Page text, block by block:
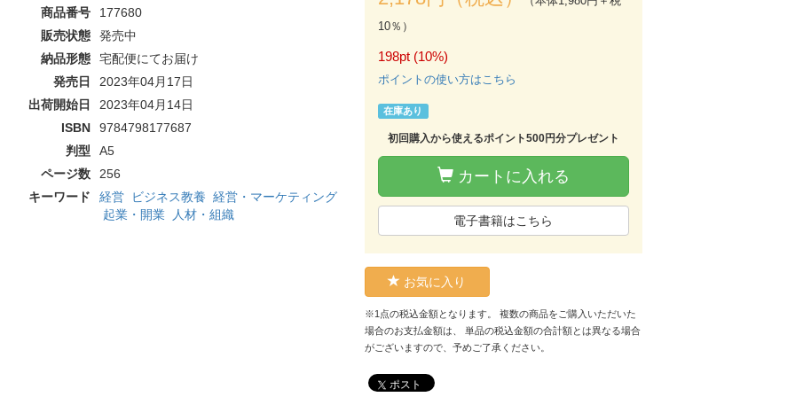
商品番号
177680
販売状態
発売中
納品形態
宅配便にてお届け
発売日
2023年04月17日
出荷開始日
2023年04月14日
ISBN
9784798177687
判型
A5
ページ数
256
キーワード
経営 ビジネス教養 経営・マーケティング
起業・開業
人材・組織
10％）
198pt (10%)
ポイントの使い方はこちら
在庫あり
初回購入から使えるポイント500円分プレゼント
カートに入れる
電子書籍はこちら
お気に入り
※1点の税込金額となります。 複数の商品をご購入いただいた
場合のお支払金額は、 単品の税込金額の合計額とは異なる場合
がございますので、予めご了承ください。
ポスト